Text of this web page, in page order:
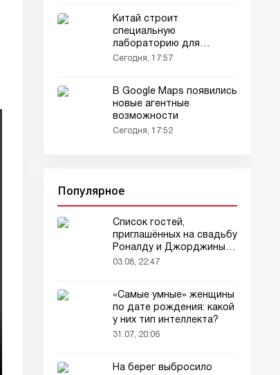
Китай строит
специальную
лабораторию для
изучения марсианского
Сегодня, 17:57
В Google Maps появились
новые агентные
возможности
Сегодня, 17:52
Популярное
Список гостей,
приглашённых на свадьбу
Роналду и Джорджины,
вызвал ажиотаж
03.08, 22:47
«Самые умные» женщины
по дате рождения: какой
у них тип интеллекта?
31.07, 20:06
На берег выбросило